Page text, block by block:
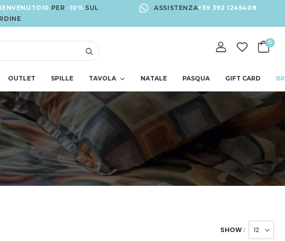
PER -10% SUL
ASSISTENZA+39 392 1245408
0
OUTLET SPILLE TAVOLA NATALE PASQUA GIFT CARD
SHOW :